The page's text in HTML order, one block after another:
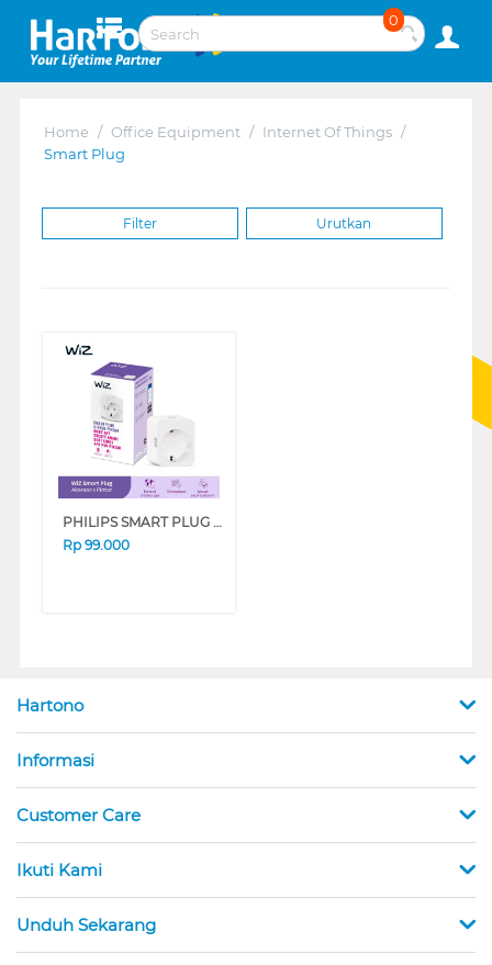
0
Home / Office Equipment / Internet Of Things /
Smart Plug
Filter Urutkan
PHILIPS SMART PLUG WIFI TYPE F WIZ WIZSMARTPLUGFID
Rp 99.000
Hartono
Informasi
Customer Care
Ikuti Kami
Unduh Sekarang